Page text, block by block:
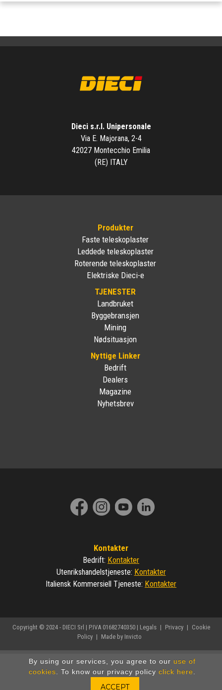
By using our services, you agree to our use of
cookies. To know our privacy policy click here.
Dieci s.r.l. Unipersonale
Via E. Majorana, 2-4
42027 Montecchio Emilia
(RE) ITALY
Produkter
Faste teleskoplaster
Leddede teleskoplaster
Roterende teleskoplaster
Elektriske Dieci-e
TJENESTER
Landbruket
Byggebransjen
Mining
Nødsituasjon
Nyttige Linker
Bedrift
Dealers
Magazine
Nyhetsbrev
Kontakter
Bedrift: Kontakter
Utenrikshandelstjeneste: Kontakter
Italiensk Kommersiell Tjeneste: Kontakter
Copyright © 2024 - DIECI Srl | P.IVA 01682740350 | Legals | Privacy | Cookie
Policy | Made by Invicto